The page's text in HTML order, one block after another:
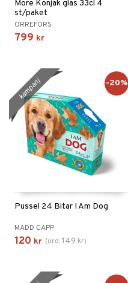
More Konjak glas 33cl 4
st/paket
ORREFORS
799 kr
Pussel 24 Bitar I Am Dog
MADD CAPP
120 kr (ord.149 kr)
kampanj -20%